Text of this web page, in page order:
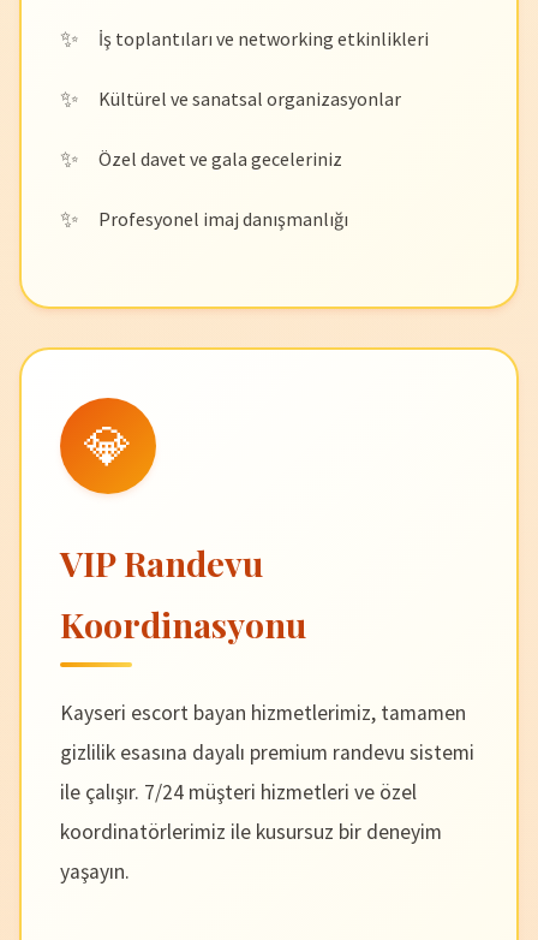
İş toplantıları ve networking etkinlikleri
Kültürel ve sanatsal organizasyonlar
Özel davet ve gala geceleriniz
Profesyonel imaj danışmanlığı
💎
VIP Randevu
Koordinasyonu
Kayseri escort bayan hizmetlerimiz, tamamen
gizlilik esasına dayalı premium randevu sistemi
ile çalışır. 7/24 müşteri hizmetleri ve özel
koordinatörlerimiz ile kusursuz bir deneyim
yaşayın.